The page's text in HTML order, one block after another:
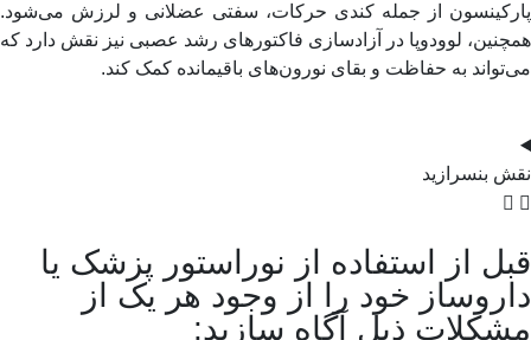
از جمله کندی حرکات، سفتی عضلانی و لرزش می‌شود.
لوودوپا در آزادسازی فاکتورهای رشد عصبی نیز نقش دارد که
به حفاظت و بقای نورون‌های باقیمانده کمک کند.
بنسرازید
از استفاده از نوراستور پزشک یا
خود را از وجود هر یک از
ذیل آگاه سازید: